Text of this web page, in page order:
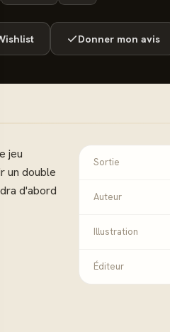
Donner mon avis
jeu
un double
d'abord
Sortie
Auteur
Illustration
Éditeur